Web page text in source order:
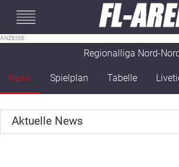
Regionalliga Nord-
News Spielplan Tabelle
Aktuelle News